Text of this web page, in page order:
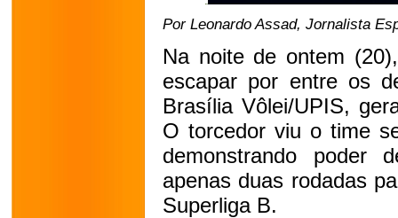
Por Leonardo Assad, Jornalista
Na noite de ontem
escapar por entre os
Brasília Vôlei/UPIS,
O torcedor viu o time
demonstrando poder
apenas duas rodadas
Superliga B.